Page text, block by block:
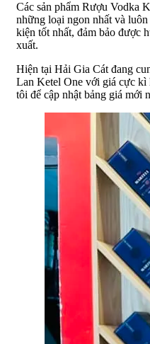
Các sản phẩm Rượu Vodka
những loại ngon nhất và
kiện tốt nhất, đảm bảo được
xuất.
Hiện tại Hải Gia Cát đang
Lan Ketel One với giá cực kì
tôi để cập nhật bảng giá mới